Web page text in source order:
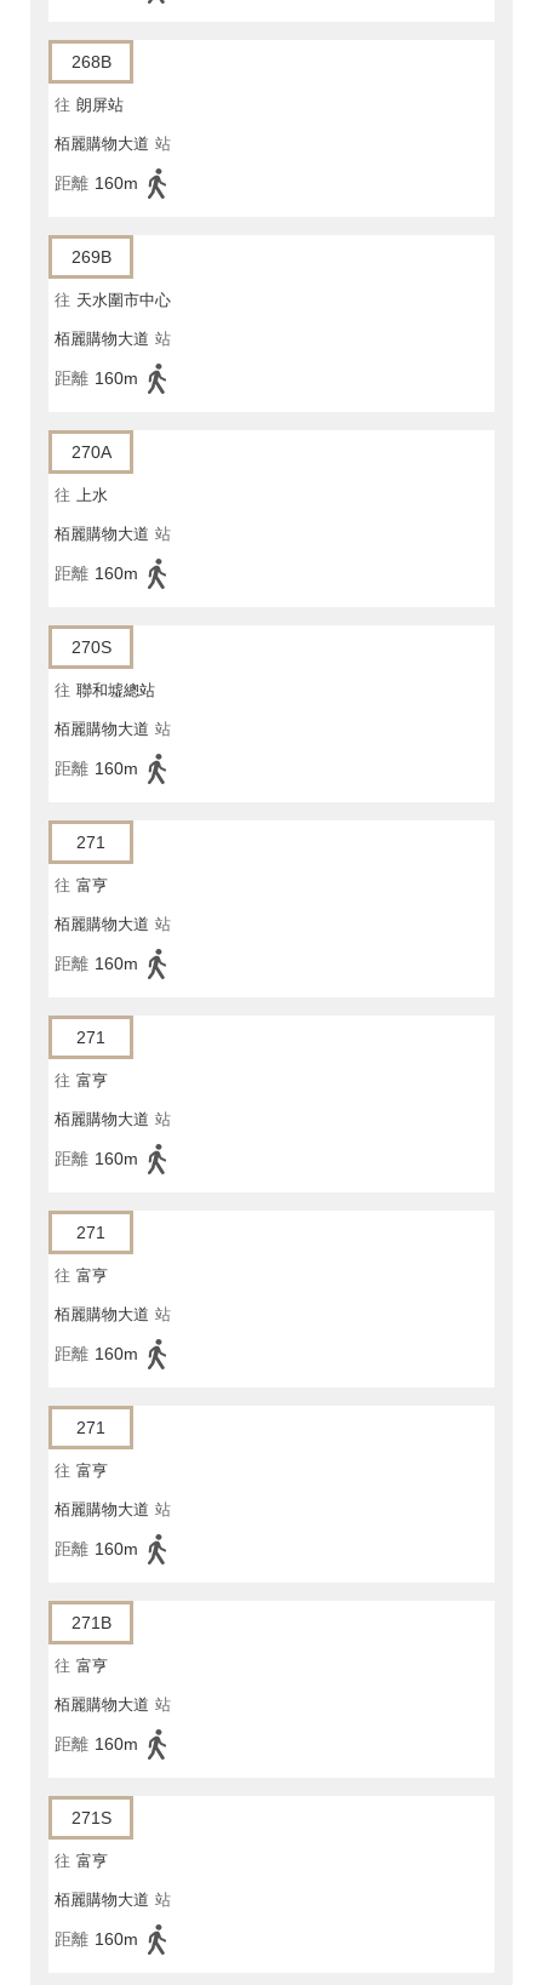
268B
往 朗屏站
栢麗購物大道 站
距離 160m
269B
往 天水圍市中心
栢麗購物大道 站
距離 160m
270A
往 上水
栢麗購物大道 站
距離 160m
270S
往 聯和墟總站
栢麗購物大道 站
距離 160m
271
往 富亨
栢麗購物大道 站
距離 160m
271
往 富亨
栢麗購物大道 站
距離 160m
271
往 富亨
栢麗購物大道 站
距離 160m
271
往 富亨
栢麗購物大道 站
距離 160m
271B
往 富亨
栢麗購物大道 站
距離 160m
271S
往 富亨
栢麗購物大道 站
距離 160m